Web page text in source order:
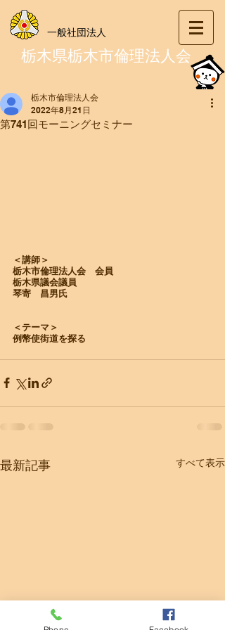
一般社団法人
栃木県栃木市倫理法人会
第741回モーニングセミナー
栃木市倫理法人会
2022年8月21日
＜講師＞
栃木市倫理法人会　会員
栃木県議会議員
​琴寄　昌男氏
＜テーマ＞
​例幣使街道を探る​
最新記事 すべて表示